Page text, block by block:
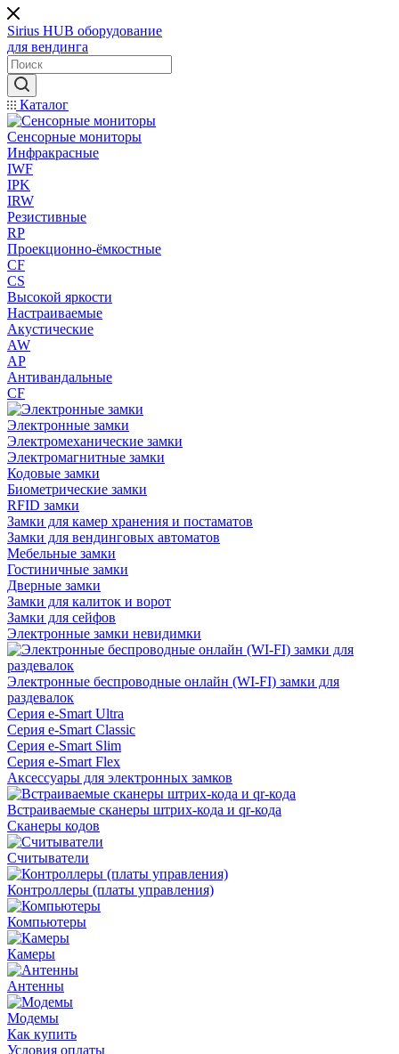
Sirius HUB оборудование
для вендинга
Каталог
Сенсорные мониторы
Инфракрасные
IWF
IPK
IRW
Резистивные
RP
Проекционно-ёмкостные
CF
CS
Высокой яркости
Настраиваемые
Акустические
AW
AP
Антивандальные
CF
Электронные замки
Электромеханические замки
Электромагнитные замки
Кодовые замки
Биометрические замки
RFID замки
Замки для камер хранения и постаматов
Замки для вендинговых автоматов
Мебельные замки
Гостиничные замки
Дверные замки
Замки для калиток и ворот
Замки для сейфов
Электронные замки невидимки
Электронные беспроводные онлайн (WI-FI) замки для
раздевалок
Серия e-Smart Ultra
Серия e-Smart Classic
Серия e-Smart Slim
Серия e-Smart Flex
Аксессуары для электронных замков
Встраиваемые сканеры штрих-кода и qr-кода
Сканеры кодов
Считыватели
Контроллеры (платы управления)
Компьютеры
Камеры
Антенны
Модемы
Как купить
Условия оплаты